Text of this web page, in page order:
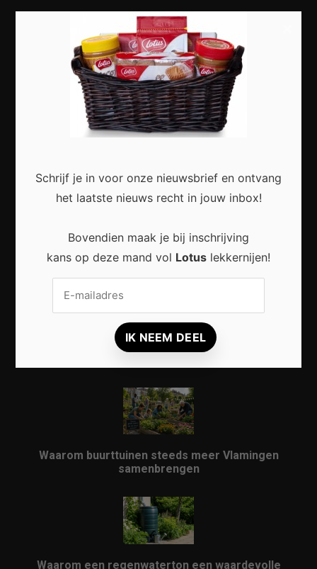
Most Recent
Duurzaam wonen begint met kleine veranderingen
in en rond het huis
Praktische Veranderingen Die Het Dagelijks Leven
Aangenamer Maken
Lokale markten herontdekken: waarom ze
Waarom buurttuinen steeds meer Vlamingen
samenbrengen
Waarom een regenwaterton een waardevolle
Schrijf je in voor onze nieuwsbrief en ontvang
het laatste nieuws recht in jouw inbox!
Bovendien maak je bij inschrijving
kans op deze mand vol Lotus lekkernijen!